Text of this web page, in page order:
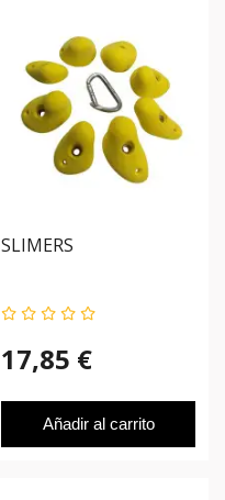
SLIMERS
17,85 €
Añadir al carrito